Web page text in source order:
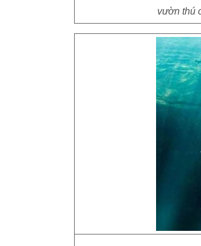
vườn thú